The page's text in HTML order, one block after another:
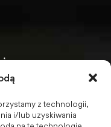
z technologii,
i/lub uzyskiwania
PWSZ -